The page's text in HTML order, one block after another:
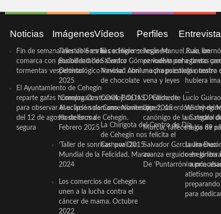
Noticias
Fin de semana inestable en la
comarca con posibilidad de
tormentas vespertinas
El Ayuntamiento de Cehegín
reparte gafas homologadas
para observar el eclipse solar
del 12 de agosto de forma
segura
Imágenes
Taller de Sonrisas e Higiene
Bucodental de ‘Centro
Odontológico Innova’. Abril
2025
‘Compra Contrarreloj’ de la
Asociación de Comerciantes y
Hosteleros de Cehegín.
Febrero 2025
‘Taller de sonrisas’ por Día
Mundial de la Felicidad. Marzo
2024
Los comercios de Cehegín se
unen a la lucha contra el
cáncer de mama. Octubre
2022
Vídeos
El cocinero ceheginero
Salvador Gómez vuelve por
Navidad con una propuesta
de chocolate
COOL BODAS. Pedida de
mano. Noviembre 2015
La Chirigota del Centro de Día
de Cehegín nos felicita el
Carnaval 2015
Perfiles
Jesús Manuel Ruiz, un
periodista ceheginero con
mucha psicología, teatro
vena y leyes
D. Clemente Lucio Guirao
López, sacerdote
canónigo de la Catedral
Murcia, fallece a los 89
Salvador García Jiménez
avanza erguido en la
De ‘Puntarrón’ a
Juan
a tantas
de nuestra
hubiera
...
Wichy de
un regalo
magia de
Laura
ceheginera
«nunca
atletismo
para